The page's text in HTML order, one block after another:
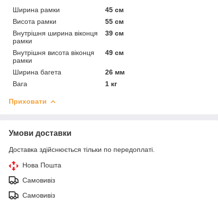
Ширина рамки
45 см
Висота рамки
55 см
Внутрішня ширина віконця
рамки
39 см
Внутрішня висота віконця
рамки
49 см
Ширина багета
26 мм
Вага
1 кг
Приховати
Умови доставки
Доставка здійснюється тільки по передоплаті.
Нова Пошта
Самовивіз
Самовивіз